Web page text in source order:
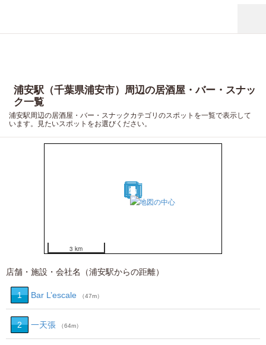
浦安駅（千葉県浦安市）周辺の居酒屋・バー・スナッ
ク一覧
浦安駅周辺の居酒屋・バー・スナックカテゴリのスポットを一覧で表示して
います。見たいスポットをお選びください。
1
2
34
56
78
910
1112
13
1415
16
17
1819
20
3 km
店舗・施設・会社名（浦安駅からの距離）
1 Bar L’escale （47m）
2 一天張 （64m）